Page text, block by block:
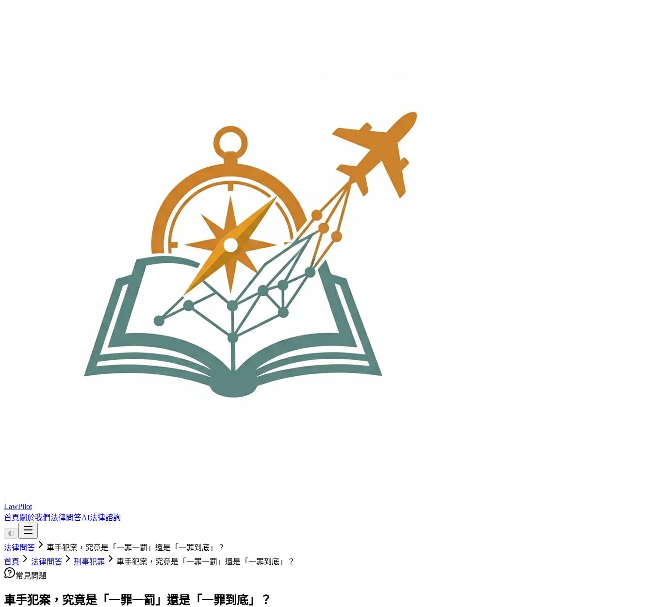
LawPilot
首頁 關於我們法律問答AI法律諮詢
🌓
法律問答
車手犯案，究竟是「一罪一罰」還是「一罪到底」？
首頁
法律問答 刑事犯罪
車手犯案，究竟是「一罪一罰」還是「一罪到底」？
常見問題
車手犯案，究竟是「一罪一罰」還是「一罪到底」？